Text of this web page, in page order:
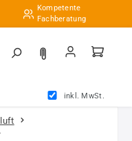
Kompetente
Fachberatung
inkl. MwSt.